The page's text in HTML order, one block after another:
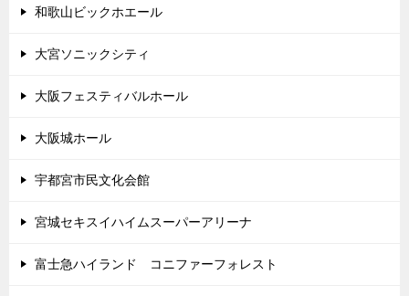
和歌山ビックホエール
大宮ソニックシティ
大阪フェスティバルホール
大阪城ホール
宇都宮市民文化会館
宮城セキスイハイムスーパーアリーナ
富士急ハイランド コニファーフォレスト